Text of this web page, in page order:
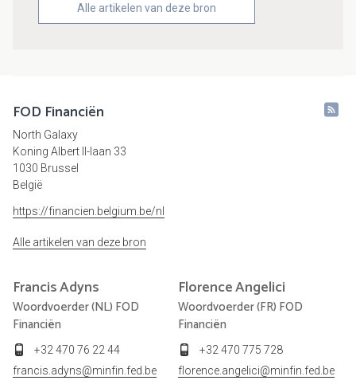
Alle artikelen van deze bron
FOD Financiën
North Galaxy
Koning Albert II-laan 33
1030 Brussel
België
https://financien.belgium.be/nl
Alle artikelen van deze bron
FrancisAdyns
Woordvoerder (NL) FOD
Financiën
+32 470 76 22 44
francis.adyns@minfin.fed.be
FlorenceAngelici
Woordvoerder (FR) FOD
Financiën
+32 470 775 728
florence.angelici@minfin.fed.be